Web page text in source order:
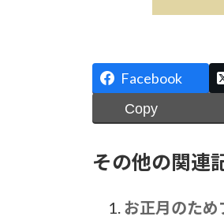
Facebook
Copy
その他の関連
お正月のた